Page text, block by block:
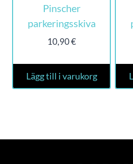
Pinscher
parkeringsskiva
10,90€
Lägg till i varukorg